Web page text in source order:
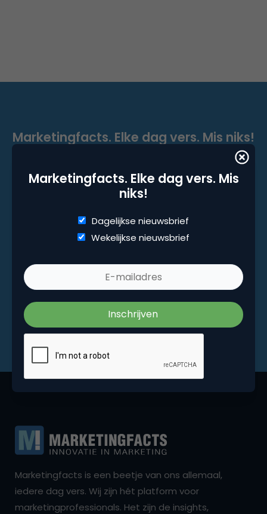
Marketingfacts. Elke dag vers. Mis
niks!
Dagelijkse nieuwsbrief
Wekelijkse nieuwsbrief
Marketingfacts. Elke dag vers. Mis niks!
Wekelijkse nieuwsbrief
Marketingfacts is een beetje van ons allemaal,
iedere dag vers. Wij zijn hét platform voor
marketingprofessionals. Het zijn de insights,